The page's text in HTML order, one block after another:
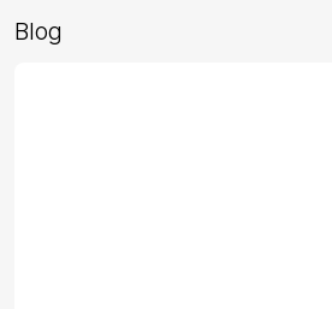
Blog